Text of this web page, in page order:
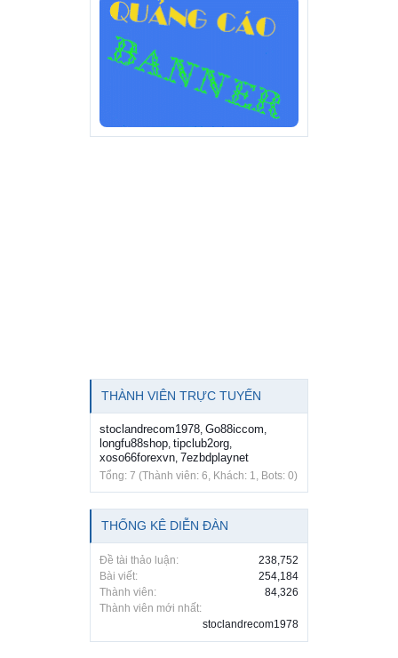
THÀNH VIÊN TRỰC TUYẾN
stoclandrecom1978, Go88iccom,
longfu88shop, tipclub2org,
xoso66forexvn, 7ezbdplaynet
Tổng: 7 (Thành viên: 6, Khách: 1, Bots: 0)
THỐNG KÊ DIỄN ĐÀN
Đề tài thảo luận:
238,752
Bài viết:
254,184
Thành viên:
84,326
Thành viên mới nhất:
stoclandrecom1978